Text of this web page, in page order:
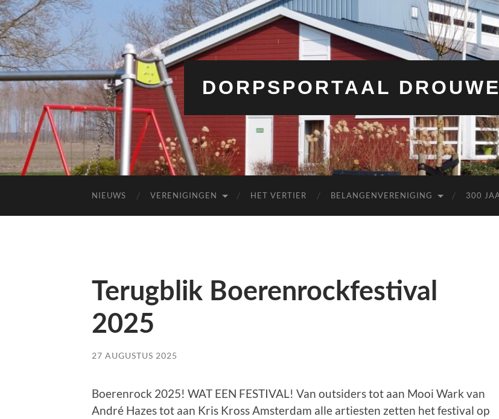
DORPSPORTAAL
NIEUWS VERENIGINGEN HET VERTIER BELANGENVERENIGING 300
Terugblik Boerenrockfestival
2025
27 AUGUSTUS 2025
Boerenrock 2025! WAT EEN FESTIVAL! Van outsiders tot aan Mooi Wark van
André Hazes tot aan Kris Kross Amsterdam alle artiesten zetten het festival op